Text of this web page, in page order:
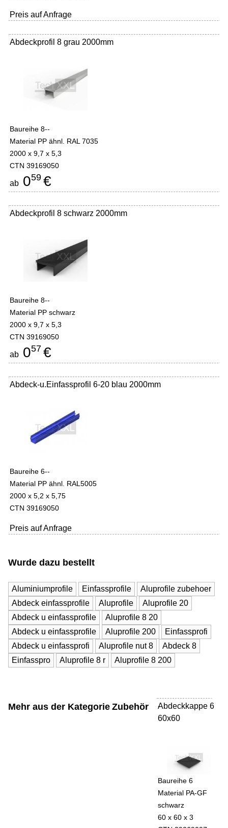
Preis auf Anfrage
Abdeckprofil 8 grau 2000mm
Baureihe 8--
Material PP ähnl. RAL 7035
2000 x 9,7 x 5,3
CTN 39169050
ab 059 €
Abdeckprofil 8 schwarz 2000mm
Baureihe 8--
Material PP schwarz
2000 x 9,7 x 5,3
CTN 39169050
ab 057 €
Abdeck-u.Einfassprofil 6-20 blau 2000mm
Baureihe 6--
Material PP ähnl. RAL5005
2000 x 5,2 x 5,75
CTN 39169050
Preis auf Anfrage
Wurde dazu bestellt
Aluminiumprofile Einfassprofile
Aluprofile zubehoer
Abdeck einfassprofile
Aluprofile
Aluprofile 20
Abdeck u einfassprofile
Aluprofile 8 20
Abdeck u einfassprofile
Aluprofile 200
Einfassprofi
Abdeck u einfassprofi
Aluprofile nut 8
Abdeck 8
Einfasspro
Aluprofile 8 r Aluprofile 8 200
Mehr aus der Kategorie Zubehör
Abdeckkappe 6
60x60
-
Baureihe 6
Material PA-GF
schwarz
60 x 60 x 3